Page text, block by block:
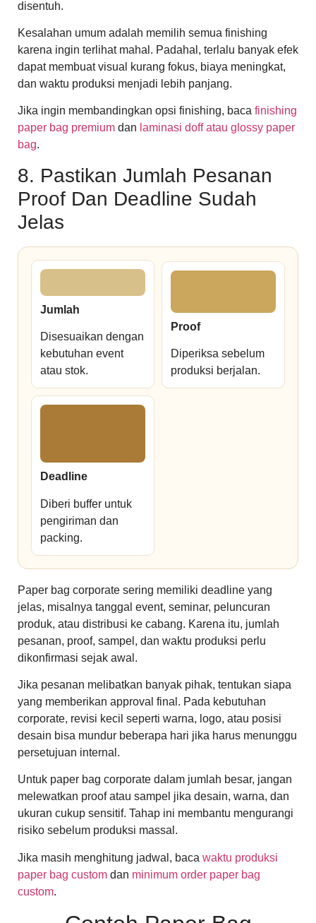
disentuh.
Kesalahan umum adalah memilih semua finishing
karena ingin terlihat mahal. Padahal, terlalu banyak efek
dapat membuat visual kurang fokus, biaya meningkat,
dan waktu produksi menjadi lebih panjang.
Jika ingin membandingkan opsi finishing, baca finishing
paper bag premium dan laminasi doff atau glossy paper
bag.
8. Pastikan Jumlah Pesanan
Proof Dan Deadline Sudah
Jelas
Jumlah
Disesuaikan dengan
kebutuhan event
atau stok.
Proof
Diperiksa sebelum
produksi berjalan.
Deadline
Diberi buffer untuk
pengiriman dan
packing.
Paper bag corporate sering memiliki deadline yang
jelas, misalnya tanggal event, seminar, peluncuran
produk, atau distribusi ke cabang. Karena itu, jumlah
pesanan, proof, sampel, dan waktu produksi perlu
dikonfirmasi sejak awal.
Jika pesanan melibatkan banyak pihak, tentukan siapa
yang memberikan approval final. Pada kebutuhan
corporate, revisi kecil seperti warna, logo, atau posisi
desain bisa mundur beberapa hari jika harus menunggu
persetujuan internal.
Untuk paper bag corporate dalam jumlah besar, jangan
melewatkan proof atau sampel jika desain, warna, dan
ukuran cukup sensitif. Tahap ini membantu mengurangi
risiko sebelum produksi massal.
Jika masih menghitung jadwal, baca waktu produksi
paper bag custom dan minimum order paper bag
custom.